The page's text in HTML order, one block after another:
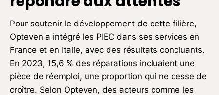
Pour soutenir le développement de cette filière,
Opteven a intégré les PIEC dans ses services en
France et en Italie, avec des résultats concluants.
En 2023, 15,6 % des réparations incluaient une
pièce de réemploi, une proportion qui ne cesse de
croître. Selon Opteven, des acteurs comme les